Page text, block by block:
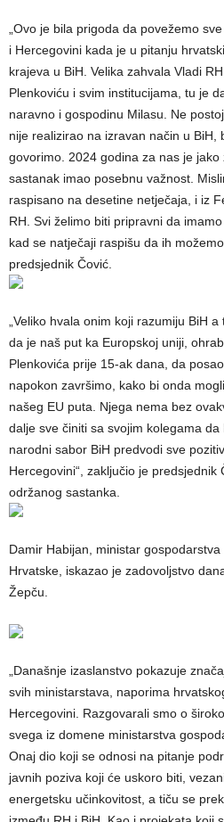
„Ovo je bila prigoda da povežemo
i Hercegovini kada je u pitanju
krajeva u BiH. Velika zahvala Vladi
Plenkoviću i svim institucijama, tu je
naravno i gospodinu Milasu. Ne
nije realizirao na izravan način u BiH,
govorimo. 2024 godina za nas je
sastanak imao posebnu važnost.
raspisano na desetine netječaja, i iz
RH. Svi želimo biti pripravni da
kad se natječaji raspišu da ih
predsjednik Čović.
„Veliko hvala onim koji razumiju BiH
da je naš put ka Europskoj uniji,
Plenkovića prije 15-ak dana, da
napokon završimo, kako bi onda
našeg EU puta. Njega nema bez
dalje sve činiti sa svojim kolegama
narodni sabor BiH predvodi sve
Hercegovini“, zaključio je predsjednik
održanog sastanka.
Damir Habijan, ministar
Hrvatske, iskazao je zadovoljstvo
Žepču.
„Današnje izaslanstvo pokazuje
svih ministarstava, naporima
Hercegovini. Razgovarali smo o
svega iz domene ministarstva
Onaj dio koji se odnosi na pitanje
javnih poziva koji će uskoro biti,
energetsku učinkovitost, a tiču se